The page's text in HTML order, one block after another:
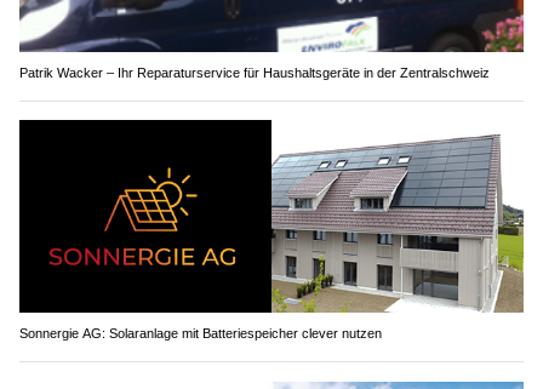
Patrik Wacker – Ihr Reparaturservice für Haushaltsgeräte in der Zentralschweiz
Sonnergie AG: Solaranlage mit Batteriespeicher clever nutzen